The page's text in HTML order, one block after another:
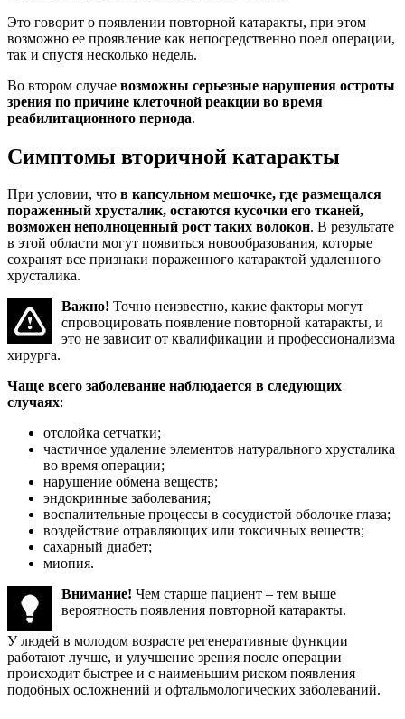
Это говорит о появлении повторной катаракты, при этом
возможно ее проявление как непосредственно поел операции,
так и спустя несколько недель.
Во втором случае возможны серьезные нарушения остроты
зрения по причине клеточной реакции во время
реабилитационного периода.
Симптомы вторичной катаракты
При условии, что в капсульном мешочке, где размещался
пораженный хрусталик, остаются кусочки его тканей,
возможен неполноценный рост таких волокон. В результате
в этой области могут появиться новообразования, которые
сохранят все признаки пораженного катарактой удаленного
хрусталика.
Важно! Точно неизвестно, какие факторы могут
спровоцировать появление повторной катаракты, и
это не зависит от квалификации и профессионализма
хирурга.
Чаще всего заболевание наблюдается в следующих
случаях:
отслойка сетчатки;
частичное удаление элементов натурального хрусталика
во время операции;
нарушение обмена веществ;
эндокринные заболевания;
воспалительные процессы в сосудистой оболочке глаза;
воздействие отравляющих или токсичных веществ;
сахарный диабет;
миопия.
Внимание! Чем старше пациент – тем выше
вероятность появления повторной катаракты.
У людей в молодом возрасте регенеративные функции
работают лучше, и улучшение зрения после операции
происходит быстрее и с наименьшим риском появления
подобных осложнений и офтальмологических заболеваний.